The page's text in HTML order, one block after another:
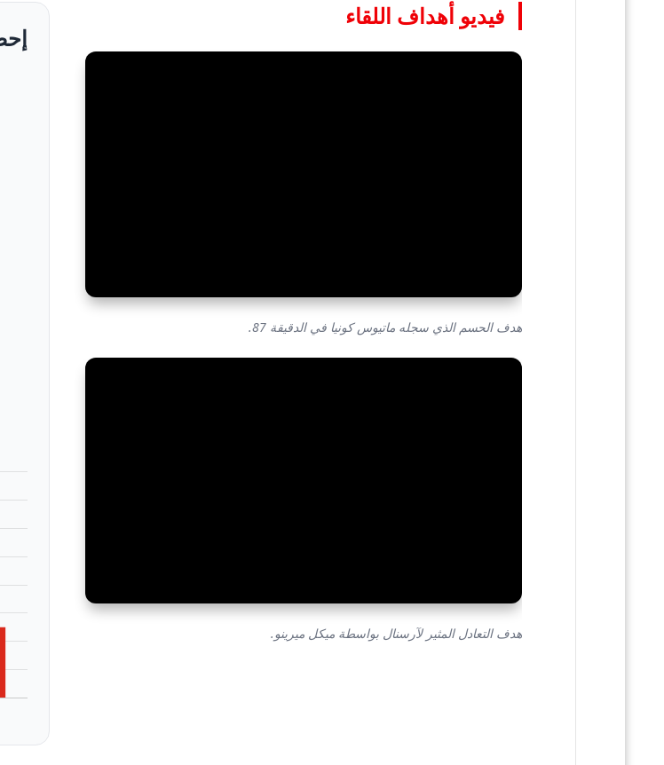
فيديو أهداف اللقاء
هدف الحسم الذي سجله ماتيوس كونيا في الدقيقة 87.
هدف التعادل المثير لآرسنال بواسطة ميكل ميرينو.